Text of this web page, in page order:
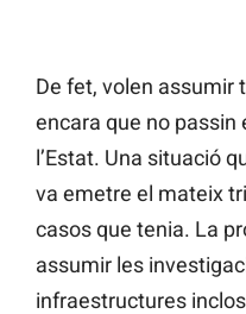
De fet, volen assumir
encara que no passin
l’Estat. Una situació
va emetre el mateix
casos que tenia. La
assumir les
infraestructures